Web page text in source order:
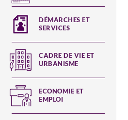
DÉMARCHES ET
SERVICES
CADRE DE VIE ET
URBANISME
ECONOMIE ET
EMPLOI